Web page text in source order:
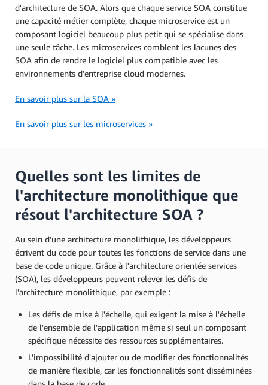
d'architecture de SOA. Alors que chaque service SOA constitue
une capacité métier complète, chaque microservice est un
composant logiciel beaucoup plus petit qui se spécialise dans
une seule tâche. Les microservices comblent les lacunes des
SOA afin de rendre le logiciel plus compatible avec les
environnements d'entreprise cloud modernes.
En savoir plus sur la SOA »
En savoir plus sur les microservices »
Quelles sont les limites de
l'architecture monolithique que
résout l'architecture SOA ?
Au sein d'une architecture monolithique, les développeurs
écrivent du code pour toutes les fonctions de service dans une
base de code unique. Grâce à l'architecture orientée services
(SOA), les développeurs peuvent relever les défis de
l'architecture monolithique, par exemple :
Les défis de mise à l'échelle, qui exigent la mise à l'échelle
de l'ensemble de l'application même si seul un composant
spécifique nécessite des ressources supplémentaires.
L'impossibilité d'ajouter ou de modifier des fonctionnalités
de manière flexible, car les fonctionnalités sont disséminées